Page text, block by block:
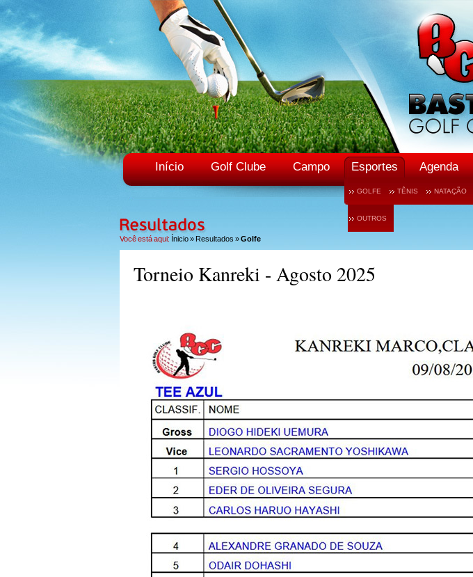
Início Golf Clube Campo Esportes
GOLFE TÊNIS NATAÇÃO
OUTROS
Agenda
Você está aqui: Ínicio» Resultados »Golfe
Torneio Kanreki - Agosto 2025